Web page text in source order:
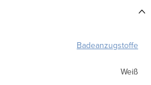
Badeanzugstoffe
Weiß